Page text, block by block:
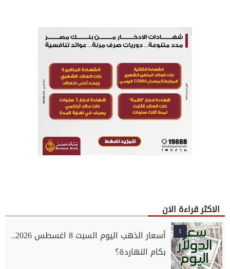
الاكثر قراءة الان
1
أسعار الذهب اليوم السبت 8 اغسطس 2026..
بكام النهاردة؟